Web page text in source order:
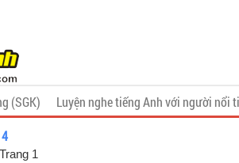
(SGK) Luyện nghe tiếng Anh với người nổi
1